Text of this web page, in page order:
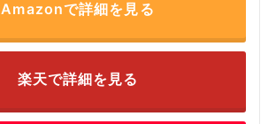
Amazonで詳細を見る
楽天で詳細を見る